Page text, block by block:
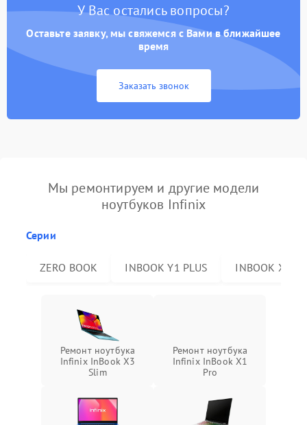
У Вас остались вопросы?
Оставьте заявку, мы свяжемся с Вами в ближайшее
время
Заказать звонок
Мы ремонтируем и другие модели
ноутбуков Infinix
Серии
ZERO BOOK INBOOK Y1 PLUS INBOOK X2
Ремонт ноутбука
Infinix InBook X3
Slim
Ремонт ноутбука
Infinix InBook X1
Pro